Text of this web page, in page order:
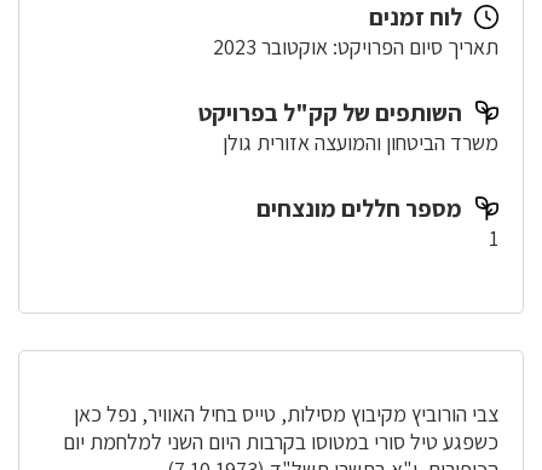
לוח זמנים
תאריך סיום הפרויקט: אוקטובר 2023
השותפים של קק"ל בפרויקט
משרד הביטחון והמועצה אזורית גולן
מספר חללים מונצחים
1
צבי הורוביץ מקיבוץ מסילות, טייס בחיל האוויר, נפל כאן
כשפגע טיל סורי במטוסו בקרבות היום השני למלחמת יום